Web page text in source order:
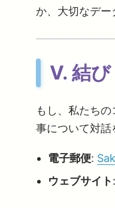
か、大切なデー
Ⅴ. 結
もし、私たち
事について対話
電子郵便:
ウェブサイト: